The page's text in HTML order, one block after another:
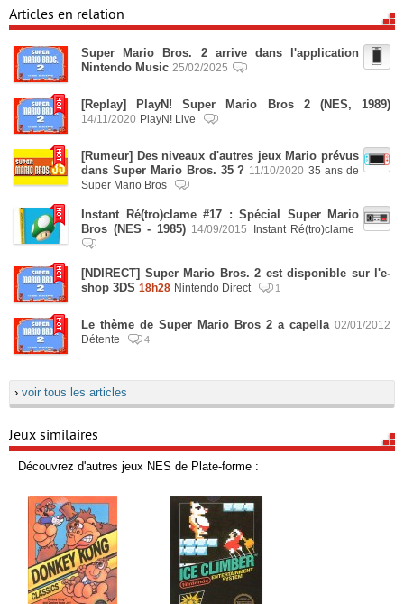
Articles en relation
Super Mario Bros. 2 arrive dans l'application
Nintendo Music 25/02/2025
[Replay] PlayN! Super Mario Bros 2 (NES, 1989)
14/11/2020 PlayN! Live
[Rumeur] Des niveaux d'autres jeux Mario prévus
dans Super Mario Bros. 35 ? 11/10/2020 35 ans de
Super Mario Bros
Instant Ré(tro)clame #17 : Spécial Super Mario
Bros (NES - 1985) 14/09/2015 Instant Ré(tro)clame
[NDIRECT] Super Mario Bros. 2 est disponible sur l'e-
shop 3DS 18h28 Nintendo Direct 1
Le thème de Super Mario Bros 2 a capella 02/01/2012
Détente
4
› voir tous les articles
Jeux similaires
Découvrez d'autres jeux NES de Plate-forme :